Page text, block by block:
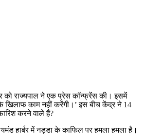
को राज्‍यपाल ने एक प्रेस कॉन्‍फ्रेंस की। इसमें
खिलाफ काम नहीं करेंगी।’ इस बीच केंद्र ने 14
करने वाले हैं?
हार्बर में नड्डा के काफिल पर हमला हमला है।